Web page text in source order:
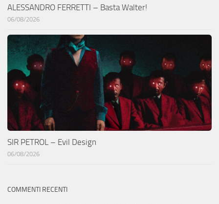
ALESSANDRO FERRETTI – Basta Walter!
06/08/2026
SIR PETROL – Evil Design
06/08/2026
COMMENTI RECENTI